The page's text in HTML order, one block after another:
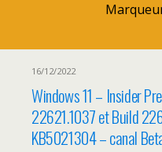
16/12/2022
Windows 11 – Insider
22621.1037 et Build
KB5021304 – canal